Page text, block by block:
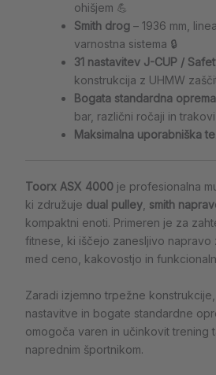
ohišjem 💪
Smith drog – 1936 mm,
varnostna sistema 🔒
31 nastavitev J-CUP /
konstrukcija z UHMW
Bogata standardna oprema
bar, različni ročaji in trakovi
Maksimalna uporabniška
Toorx ASX 4000 je profesionalna
ki združuje dual pulley smith
kompaktni enoti. Primeren je za
fitnese, ki iščejo zanesljivo napravo
med ceno, kakovostjo in
Zaradi izjemno trpežne
nastavitve in bogate standardne
omogoča varen in učinkovit trening
naprednim športnikom.